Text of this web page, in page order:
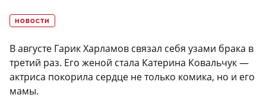
НОВОСТИ
В августе Гарик Харламов связал себя узами брака в
третий раз. Его женой стала Катерина Ковальчук —
актриса покорила сердце не только комика, но и его
мамы.